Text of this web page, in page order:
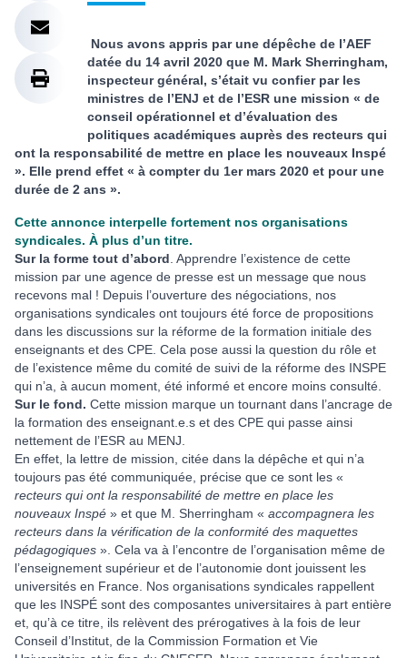
Nous avons appris par une dépêche de l’AEF
datée du 14 avril 2020 que M. Mark Sherringham,
inspecteur général, s’était vu confier par les
ministres de l’ENJ et de l’ESR une mission « de
conseil opérationnel et d’évaluation des
politiques académiques auprès des recteurs qui
ont la responsabilité de mettre en place les nouveaux Inspé
». Elle prend effet « à compter du 1er mars 2020 et pour une
durée de 2 ans ».
Cette annonce interpelle fortement nos organisations
syndicales. À plus d’un titre.
Sur la forme tout d’abord . Apprendre l’existence de cette
mission par une agence de presse est un message que nous
recevons mal ! Depuis l’ouverture des négociations, nos
organisations syndicales ont toujours été force de propositions
dans les discussions sur la réforme de la formation initiale des
enseignants et des CPE. Cela pose aussi la question du rôle et
de l’existence même du comité de suivi de la réforme des INSPE
qui n’a, à aucun moment, été informé et encore moins consulté.
Sur le fond. Cette mission marque un tournant dans l’ancrage de
la formation des enseignant.e.s et des CPE qui passe ainsi
nettement de l’ESR au MENJ.
En effet, la lettre de mission, citée dans la dépêche et qui n’a
toujours pas été communiquée, précise que ce sont les «
recteurs qui ont la responsabilité de mettre en place les
nouveaux Inspé » et que M. Sherringham « accompagnera les
recteurs dans la vérification de la conformité des maquettes
pédagogiques ». Cela va à l’encontre de l’organisation même de
l’enseignement supérieur et de l’autonomie dont jouissent les
universités en France. Nos organisations syndicales rappellent
que les INSPÉ sont des composantes universitaires à part entière
et, qu’à ce titre, ils relèvent des prérogatives à la fois de leur
Conseil d’Institut, de la Commission Formation et Vie